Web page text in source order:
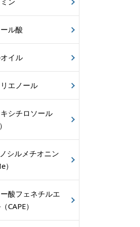
ル酸
イル
リエノール
シチロソール
シルメチオニン
）
酸フェネチルエ
CAPE）